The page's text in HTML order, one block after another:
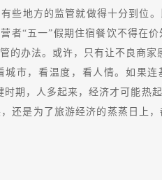
地方的监管就做得十分到位。
者“五一”假期住宿餐饮不得在
的办法。或许，只有让不良商
，看温度，看人情。如果连
时期，人多起来，经济才可能热
还是为了旅游经济的蒸蒸日上